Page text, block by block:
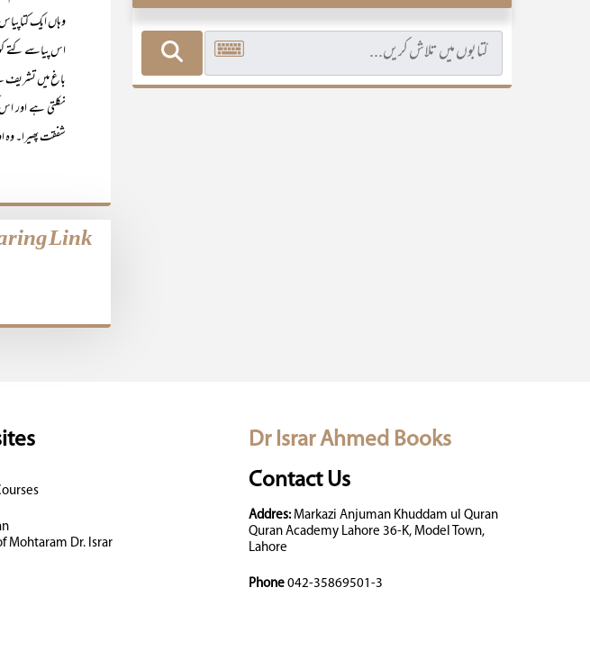
وہاں ایک
اس پیاسے کتے
باغ میں تشریف
نکلتی ہے اور
شفقت پھیرا۔
Link
Dr Israr Ahmed Books
Contact Us
Addres:Markazi Anjuman Khuddam ul Quran
Quran Academy Lahore 36-K, Model Town,
Lahore
Phone 042-35869501-3
Mohtaram Dr. Israr